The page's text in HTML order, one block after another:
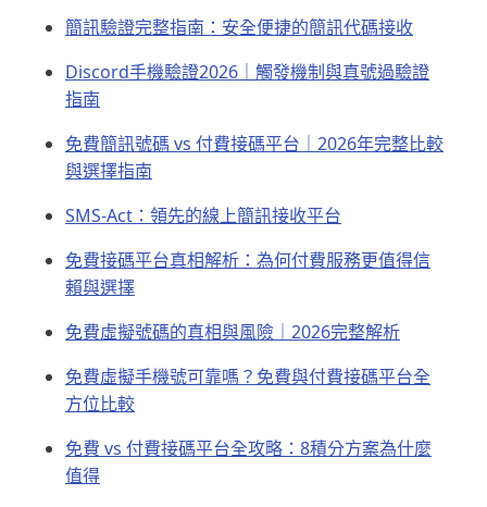
簡訊驗證完整指南：安全便捷的簡訊代碼接收
Discord手機驗證2026｜觸發機制與真號過驗證
指南
免費簡訊號碼 vs 付費接碼平台｜2026年完整比較
與選擇指南
SMS-Act：領先的線上簡訊接收平台
免費接碼平台真相解析：為何付費服務更值得信
賴與選擇
免費虛擬號碼的真相與風險｜2026完整解析
免費虛擬手機號可靠嗎？免費與付費接碼平台全
方位比較
免費 vs 付費接碼平台全攻略：8積分方案為什麼
值得